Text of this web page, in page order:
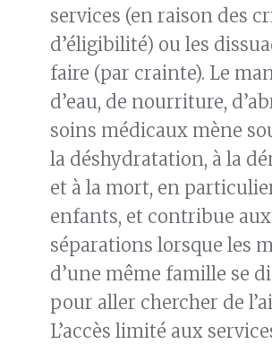
services (en raison des
d’éligibilité) ou les
faire (par crainte). Le
d’eau, de nourriture,
soins médicaux mène
la déshydratation, à la
et à la mort, en
enfants, et contribue aux
séparations lorsque les
d’une même famille se
pour aller chercher de
L’accès limité aux